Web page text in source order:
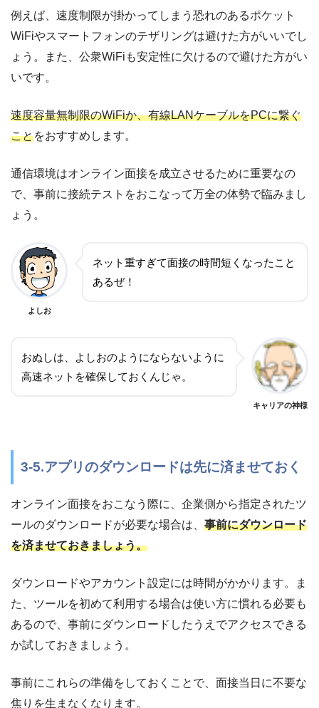
例えば、速度制限が掛かってしまう恐れのあるポケット
WiFiやスマートフォンのテザリングは避けた方がいいでし
ょう。また、公衆WiFiも安定性に欠けるので避けた方がい
いです。
速度容量無制限のWiFiか、有線LANケーブルをPCに繋ぐ
ことをおすすめします。
通信環境はオンライン面接を成立させるために重要なの
で、事前に接続テストをおこなって万全の体勢で臨みまし
ょう。
よしお
ネット重すぎて面接の時間短くなったこと
あるぜ！
おぬしは、よしおのようにならないように
高速ネットを確保しておくんじゃ。
キャリアの神様
3-5.アプリのダウンロードは先に済ませておく
オンライン面接をおこなう際に、企業側から指定されたツ
ールのダウンロードが必要な場合は、 事前にダウンロード
を済ませておきましょう。
ダウンロードやアカウント設定には時間がかかります。ま
た、ツールを初めて利用する場合は使い方に慣れる必要も
あるので、事前にダウンロードしたうえでアクセスできる
か試しておきましょう。
事前にこれらの準備をしておくことで、面接当日に不要な
焦りを生まなくなります。